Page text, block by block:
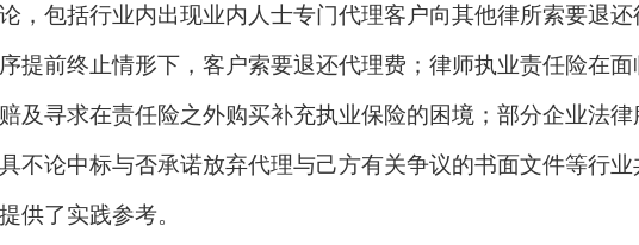
，包括行业内出现业内人士专门代理客户向其他律所索要退
提前终止情形下，客户索要退还代理费；律师执业责任险在
及寻求在责任险之外购买补充执业保险的困境；部分企业法
不论中标与否承诺放弃代理与己方有关争议的书面文件等行
供了实践参考。